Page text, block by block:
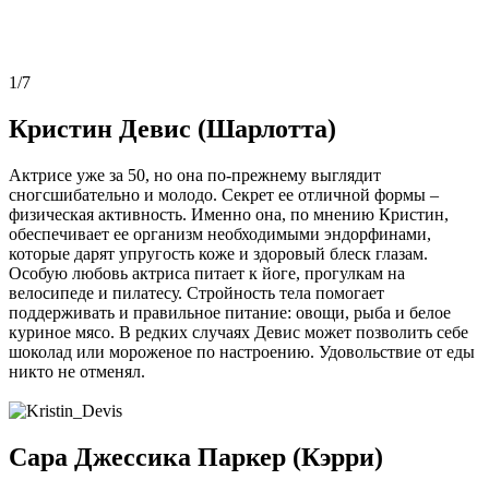
1/7
Кристин Девис (Шарлотта)
Актрисе уже за 50, но она по-прежнему выглядит
сногсшибательно и молодо. Секрет ее отличной формы –
физическая активность. Именно она, по мнению Кристин,
обеспечивает ее организм необходимыми эндорфинами,
которые дарят упругость коже и здоровый блеск глазам.
Особую любовь актриса питает к йоге, прогулкам на
велосипеде и пилатесу. Стройность тела помогает
поддерживать и правильное питание: овощи, рыба и белое
куриное мясо. В редких случаях Девис может позволить себе
шоколад или мороженое по настроению. Удовольствие от еды
никто не отменял.
Сара Джессика Паркер (Кэрри)